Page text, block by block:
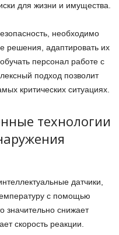
для жизни и имущества.
необходимо
решения, адаптировать их
персонал работе с
подход позволит
критических ситуациях.
технологии
датчики,
с помощью
значительно снижает
скорость реакции.